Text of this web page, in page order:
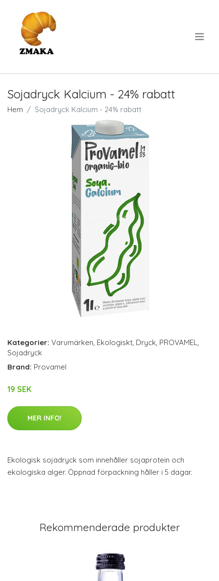
Sojadryck Kalcium - 24% rabatt
Hem Sojadryck Kalcium - 24% rabatt
Kategorier: Varumärken, Ekologiskt, Dryck, PROVAMEL,
Sojadryck
Brand: Provamel
19 SEK
MER INFO!
Ekologisk sojadryck som innehåller sojaprotein och
ekologiska alger. Öppnad förpackning håller i 5 dagar.
Rekommenderade produkter